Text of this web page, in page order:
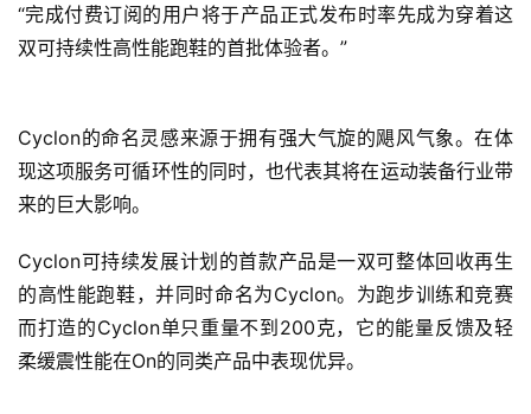
“完成付费订阅的用户将于产品正式发布时率先成为穿着这
双可持续性高性能跑鞋的首批体验者。”
Cyclon的命名灵感来源于拥有强大气旋的飓风气象。在体
现这项服务可循环性的同时，也代表其将在运动装备行业带
来的巨大影响。
Cyclon可持续发展计划的首款产品是一双可整体回收再生
的高性能跑鞋，并同时命名为Cyclon。为跑步训练和竞赛
而打造的Cyclon单只重量不到200克，它的能量反馈及轻
柔缓震性能在On的同类产品中表现优异。